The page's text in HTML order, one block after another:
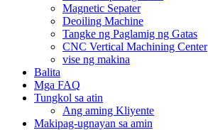
Magnetic Sepater
Deoiling Machine
Tangke ng Paglamig ng Gatas
CNC Vertical Machining Center
vise ng makina
Balita
Mga FAQ
Tungkol sa atin
Ang aming Kliyente
Makipag-ugnayan sa amin